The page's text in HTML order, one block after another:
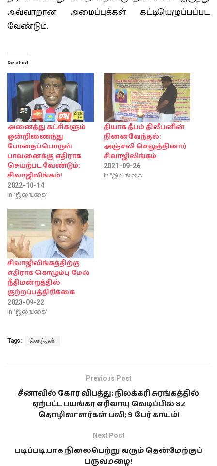
அவ்வாறான அமைப்புக்கள் கட்டியெழுப்பப்பட
வேண்டும்.
Related
அனைத்து கட்சிகளும்
ஒன்றிணைந்து
போதைப்பொருள்
பாவனைக்கு எதிராக
செயற்பட வேண்டும்:
சிவாஜிலிங்கம்!
2022-10-14
In "இலங்கை"
தியாக தீபம் திலீபனின்
நினைவேந்தல்:
அஞ்சலி செலுத்தினார்
சிவாஜிலிங்கம்
2021-09-26
In "இலங்கை"
சிவாஜிலிங்கத்திற்கு
எதிராக கொழும்பு மேல்
நீதிமன்றத்தில்
குற்றப்பத்திரிக்கை
2023-09-22
In "இலங்கை"
Tags: நிலாந்தன்
Previous Post
சீனாவில் கோர விபத்து: நிலக்கரி சுரங்கத்தில்
ஏற்பட்ட பயங்கர எரிவாயு வெடிப்பில் 82
தொழிலாளர்கள் பலி; 9 பேர் காயம்!
Next Post
படிப்படியாக நிலைபெற்று வரும் தென்மேற்குப்
பருவமழை!